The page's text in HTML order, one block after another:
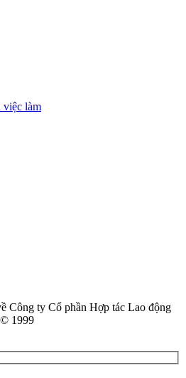
việc làm
Công ty Cổ phần Hợp tác Lao động
1999